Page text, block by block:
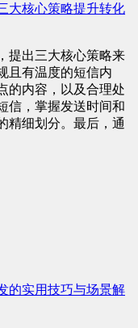
大核心策略提升转化
提出三大核心策略来
且有温度的短信内
的内容，以及合理处
信，掌握发送时间和
精细划分。最后，通
的实用技巧与场景解